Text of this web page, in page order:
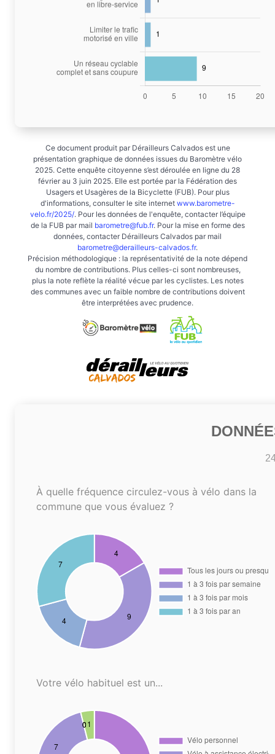
Ce document produit par Dérailleurs Calvados est une
présentation graphique de données issues du Baromètre vélo
2025. Cette enquête citoyenne s’est déroulée en ligne du 28
février au 3 juin 2025. Elle est portée par la Fédération des
Usagers et Usagères de la Bicyclette (FUB). Pour plus
d'informations, consulter le site internet www.barometre-
velo.fr/2025/. Pour les données de l'enquête, contacter l’équipe
de la FUB par mail barometre@fub.fr. Pour la mise en forme des
données, contacter Dérailleurs Calvados par mail
barometre@derailleurs-calvados.fr.
Précision méthodologique : la représentativité de la note dépend
du nombre de contributions. Plus celles-ci sont nombreuses,
plus la note reflète la réalité vécue par les cyclistes. Les notes
des communes avec un faible nombre de contributions doivent
être interprétées avec prudence.
À quelle fréquence circulez-vous à vélo dans la
commune que vous évaluez ?
Votre vélo habituel est un...